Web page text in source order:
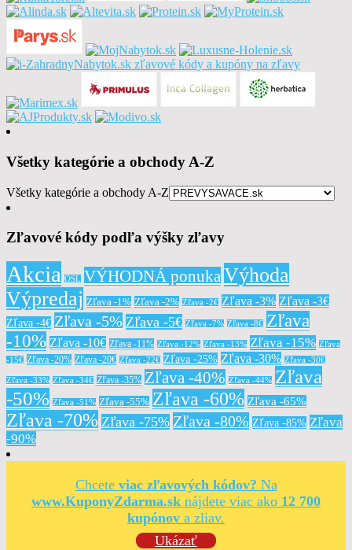
Všetky kategórie a obchody A-Z
Všetky kategórie a obchody A-Z
Zľavové kódy podľa výšky zľavy
Akcia OSL VÝHODNÁ ponukaVýhoda
Výpredaj Zľava -1% Zľava -2% Zľava -2€ Zľava -3% Zľava -3€
Zľava -4€ Zľava -5% Zľava -5€ Zľava -7% Zľava -8€ Zľava
-10% Zľava -10€ Zľava -11% Zľava -12% Zľava -13% Zľava -15% Zľava
-15€ Zľava -20% Zľava -20€ Zľava -22€ Zľava -25% Zľava -30% Zľava -30€
Zľava -33% Zľava -34€ Zľava -35% Zľava -40% Zľava -44% Zľava
-50% Zľava -51% Zľava -55% Zľava -60% Zľava -65%
Zľava -70% Zľava -75% Zľava -80% Zľava -85% Zľava
-90%
Chcete viac zľavových kódov? Na
www.KuponyZdarma.sk nájdete viac ako 12 700
kupónov a zliav.
Ukázať